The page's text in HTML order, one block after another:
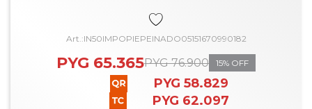
IN50IMPOPIEPEINADO05151670990182
PYG 65.365PYG 76.900 15
PYG 58.829
PYG 62.097